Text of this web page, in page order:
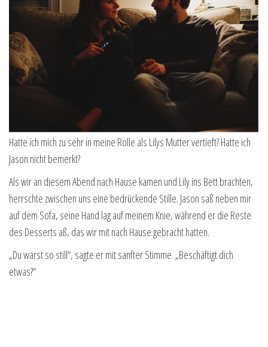
Hatte ich mich zu sehr in meine Rolle als Lilys Mutter vertieft? Hatte ich
Jason nicht bemerkt?
Als wir an diesem Abend nach Hause kamen und Lily ins Bett brachten,
herrschte zwischen uns eine bedrückende Stille. Jason saß neben mir
auf dem Sofa, seine Hand lag auf meinem Knie, während er die Reste
des Desserts aß, das wir mit nach Hause gebracht hatten.
„Du warst so still“, sagte er mit sanfter Stimme. „Beschäftigt dich
etwas?“